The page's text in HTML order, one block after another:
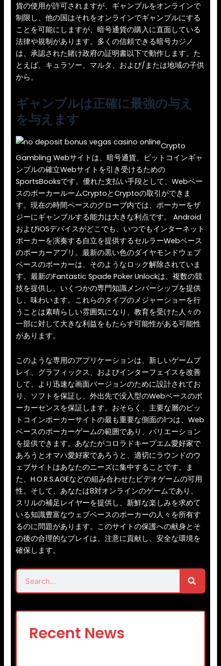
貨の使用が許可されますが、ギャンブルをオンラインで
制限し、他の国はそれをオンラインでギャンブルにする
ことを可能にしますが、暗号通貨の購入に直面している
法律や規制があります。多くの信頼できる暗号カジノ
は、承認された賭け政府の証明書以下で動作します。た
とえば、キュ​​ラソー、マルタ、および/または地域の子供
から。
ギャンブルは正確に最強の与え
を与えます
Crypto
Gambling Webサイトは、暗号通貨、ビットコインギャ
ンブルの確立Webサイトを引き受けるための
SportsBooksです。優れた支払い手段として、Webベー
スのポーカールームCryptoとCryptoの取引ができま
す。現在の時間ペースのグローブ内では、ポーカーをザ
ジーにギャンブルする能力は大きな利点です。 Android
およびiOSデバイスがどこでも、いつでもインターネット
ポーカーを演奏する自立を提供するセルラーWebベース
のポーカーアプリ。最新の黒い色のダイヤモンドウェブ
ベースのポーカーは、そのようなロック解除されていま
す。最新のFantastic Spade Poker Unlockは、複数の競
技を提供し、いくつかの専門知識メンバーシップを提供
し、味わいます。これらのタイプのメジャーショーを行
うことは素晴らしい雰囲気になり、教育を受けた人々の
一部に対して大きな利益をもたらす可能性がある可能性
があります。
このような専用のアプリケーションは、新しいゲームプ
レイ、グラフィックス、およびインターフェイスを改善
して、より迅速な画面バージョンのために設計されてお
り、ソフトを保証し、外出先で没入型のWebベースのポ
ーカーセンスを保証します。おそらく、主要な層のビッ
トコインポーカーサイトの最も重要な側面の1つは、Web
ベースのポーカーゲームの範囲であり、バリエーション
を提供できます。あなたがコロラドキープエム愛好家で
あろうとオマハ愛好家であろうと、適切にラウンドのウ
ェブサイトはあなたのニーズに集中することです。ま
た、H.O.R.S.AGEなどの組み合わせたビデオゲームの可用
性。そして、あなたは8対オンラインのゲームであり、
スリルの補足レイヤーを提供し、新鮮な楽しみを求めて
いる知識豊富なウェブベースのポーカーの人々を所有す
るのに問題があります。このサイトの保護への献身とそ
の後の合理的なプレイは、注意に貢献し、安全な環境を
確保します。
Search
Recent News